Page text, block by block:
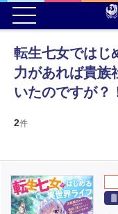
転生七女では
力があれば貴族
いたのですが？
2件